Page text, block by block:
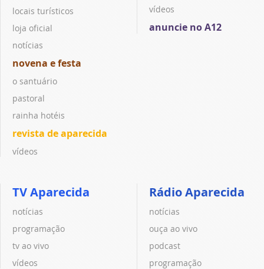
locais turísticos
loja oficial
notícias
novena e festa
o santuário
pastoral
rainha hotéis
revista de aparecida
vídeos
vídeos
anuncie no A12
TV Aparecida
notícias
programação
tv ao vivo
vídeos
Rádio Aparecida
notícias
ouça ao vivo
podcast
programação